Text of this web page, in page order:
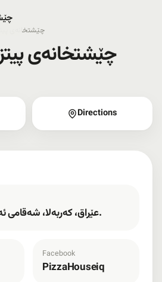
چێشتخانەی
چێشتخانەی
Directions
Karbala، عێراق، کەربەلا، شەقامی ئەلسەنتەر.
Facebook
PizzaHouseiq